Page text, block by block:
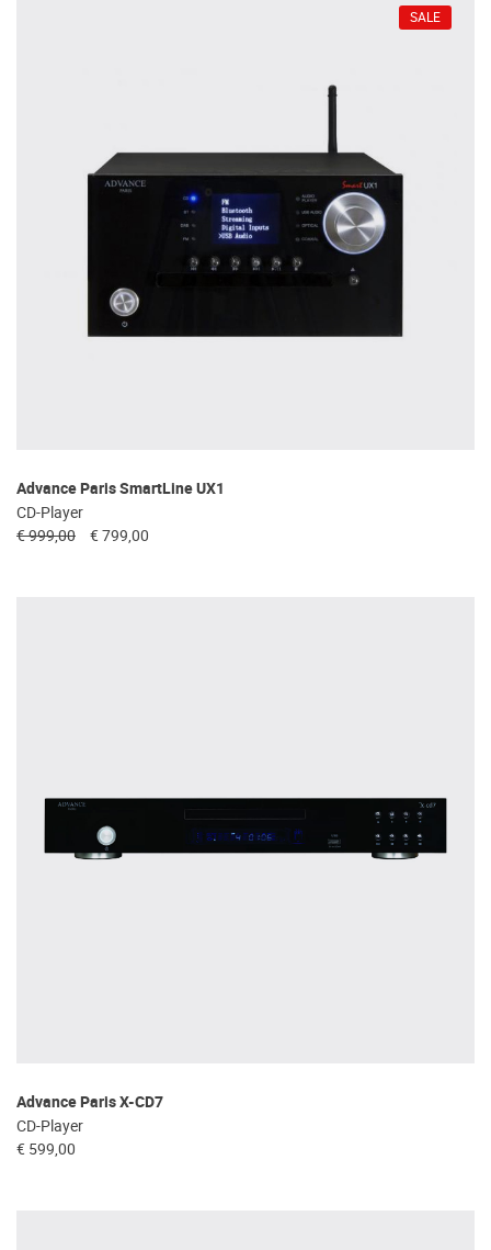
Advance Paris SmartLine UX1
CD-Player
€ 999,00
€ 799,00
SALE
Advance Paris X-CD7
CD-Player
€ 599,00